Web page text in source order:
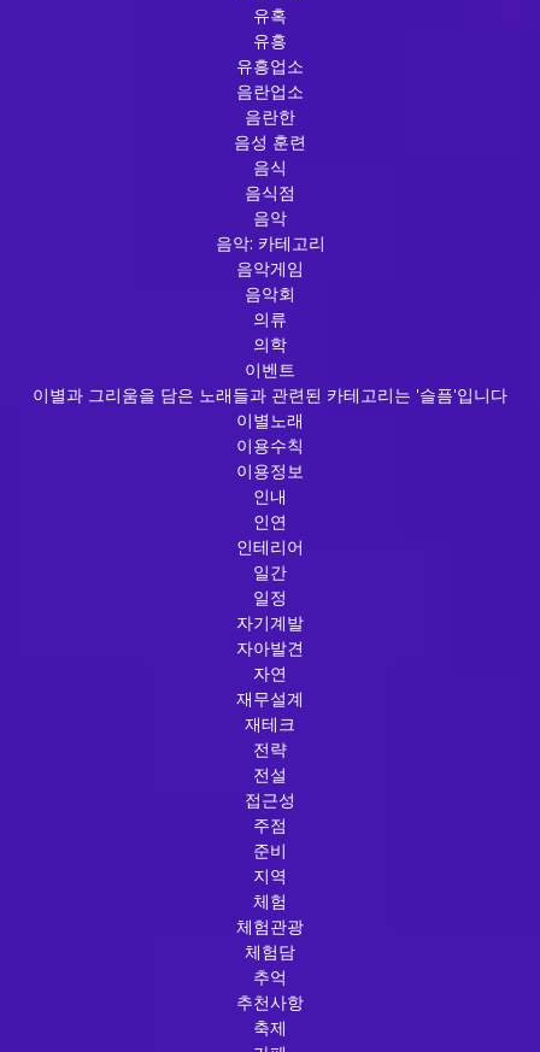
유혹
유흥
유흥업소
음란업소
음란한
음성 훈련
음식
음식점
음악
음악: 카테고리
음악게임
음악회
의류
의학
이벤트
이별과 그리움을 담은 노래들과 관련된 카테고리는 '슬픔'입니다
이별노래
이용수칙
이용정보
인내
인연
인테리어
일간
일정
자기계발
자아발견
자연
재무설계
재테크
전략
전설
접근성
주점
준비
지역
체험
체험관광
체험담
추억
추천사항
축제